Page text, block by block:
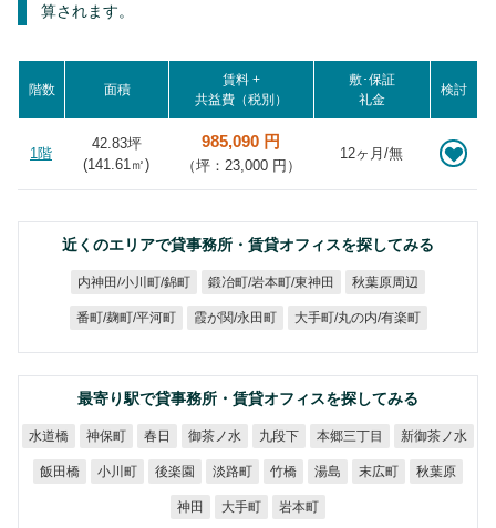
算されます。
階数 面積
賃料 +
共益費（税別）
敷･保証
礼金
検討
1階
42.83坪
(141.61㎡)
985,090 円
（坪：23,000 円）
12ヶ月/無
近くのエリアで貸事務所・賃貸オフィスを探してみる
内神田/小川町/錦町 鍛冶町/岩本町/東神田 秋葉原周辺
番町/麹町/平河町 霞が関/永田町 大手町/丸の内/有楽町
最寄り駅で貸事務所・賃貸オフィスを探してみる
水道橋 神保町 春日 御茶ノ水 九段下 本郷三丁目 新御茶ノ水
飯田橋 小川町 後楽園 淡路町 竹橋 湯島 末広町 秋葉原
神田 大手町 岩本町